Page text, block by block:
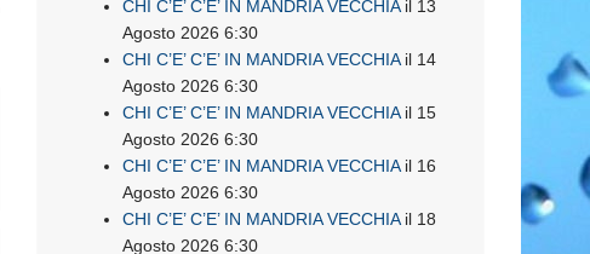
CHI C’E’ C’E’ IN MANDRIA VECCHIAil 13
Agosto 2026 6:30
CHI C’E’ C’E’ IN MANDRIA VECCHIAil 14
Agosto 2026 6:30
CHI C’E’ C’E’ IN MANDRIA VECCHIAil 15
Agosto 2026 6:30
CHI C’E’ C’E’ IN MANDRIA VECCHIAil 16
Agosto 2026 6:30
CHI C’E’ C’E’ IN MANDRIA VECCHIAil 18
Agosto 2026 6:30